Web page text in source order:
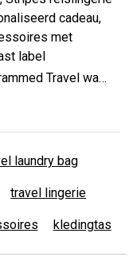
Monogrammed Travel waszak, Stripes reislingerie gepersonaliseerd cadeau, reisaccessoires met aangepast label
laundry bag
travel lingerie
kledingtas